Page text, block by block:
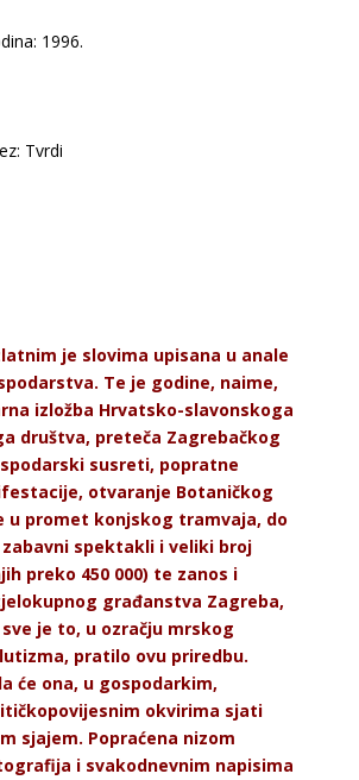
1996.
Tvrdi
je slovima upisana u anale
Te je godine, naime,
izložba Hrvatsko-slavonskoga
društva, preteča Zagrebačkog
susreti, popratne
otvaranje Botaničkog
u promet konjskog tramvaja, do
spektakli i veliki broj
preko 450 000) te zanos i
građanstva Zagreba,
je to, u ozračju mrskog
pratilo ovu priredbu.
će ona, u gospodarkim,
okvirima sjati
sjajem. Popraćena nizom
i svakodnevnim napisima